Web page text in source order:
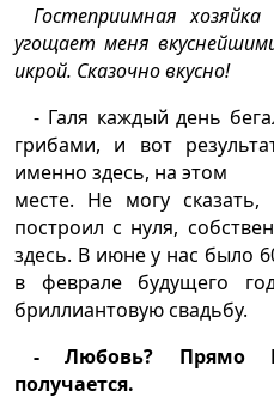
Гостеприимная
угощает меня
икрой. Сказочно вкусно!
- Галя каждый день
грибами, и вот
именно здесь, на этом
месте. Не могу
построил с нуля,
здесь. В июне у нас было
в феврале будущего
бриллиантовую свадьбу.
- Любовь? Прямо
получается.